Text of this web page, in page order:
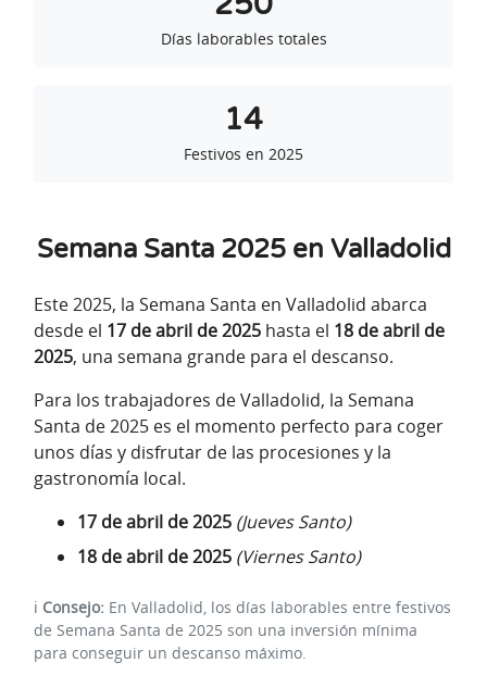
Días laborables totales
14
Festivos en 2025
Semana Santa 2025 en Valladolid
Este 2025, la Semana Santa en Valladolid abarca
desde el 17 de abril de 2025 hasta el 18 de abril de
2025, una semana grande para el descanso.
Para los trabajadores de Valladolid, la Semana
Santa de 2025 es el momento perfecto para coger
unos días y disfrutar de las procesiones y la
gastronomía local.
17 de abril de 2025 (Jueves Santo)
18 de abril de 2025 (Viernes Santo)
ℹ️ Consejo: En Valladolid, los días laborables entre festivos
de Semana Santa de 2025 son una inversión mínima
para conseguir un descanso máximo.